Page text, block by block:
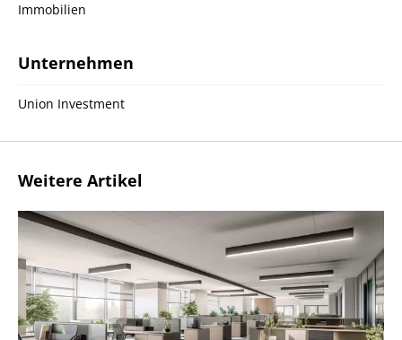
Immobilien
Unternehmen
Union Investment
Weitere Artikel